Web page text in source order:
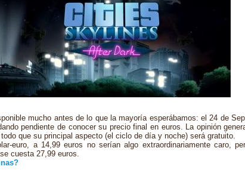
mucho antes de lo que la mayoría esperábamos: el 24 de
pendiente de conocer su precio final en euros. La opinión
que su principal aspecto (el ciclo de día y noche) será gratuito.
euro, a 14,99 euros no serían algo extraordinariamente caro,
cuesta 27,99 euros.